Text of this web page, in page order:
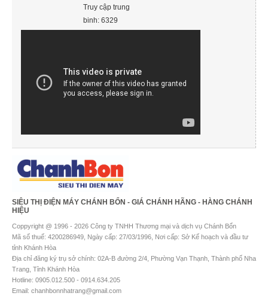
Truy cập trung
binh: 6329
SIÊU THỊ ĐIỆN MÁY CHÁNH BỔN - GIÁ CHÁNH HÃNG - HÀNG CHÁNH
HIỆU
Coppyright @ 1996 - 2026 Công ty TNHH Thương mại và dịch vụ Chánh Bổn
Mã số thuế: 4200286949, Ngày cấp: 27/03/1996, Nơi cấp: Sở Kế hoạch và đầu tư
tỉnh Khánh Hòa
Địa chỉ đăng ký trụ sở chính: 02A-B đường 2/4, Phường Vạn Thạnh, Thành phố Nha
Trang, Tỉnh Khánh Hòa
Hotline: 0905.012.500 - 0914.634.205
Email: chanhbonnhatrang@gmail.com